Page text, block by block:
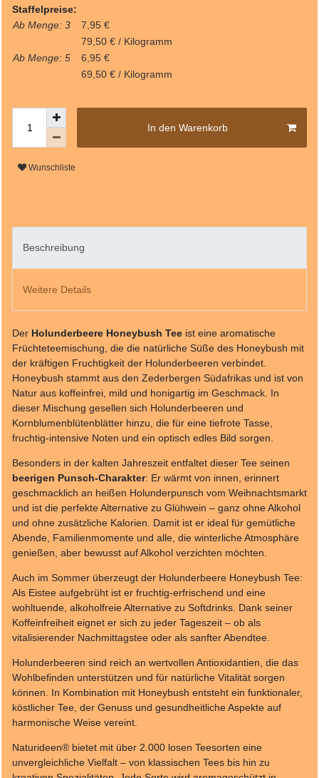
Staffelpreise:
Ab Menge: 3
7,95 €
79,50 € / Kilogramm
Ab Menge: 5
6,95 €
69,50 € / Kilogramm
In den Warenkorb
Wunschliste
Beschreibung
Weitere Details
Der Holunderbeere Honeybush Tee ist eine aromatische
Früchteteemischung, die die natürliche Süße des Honeybush mit
der kräftigen Fruchtigkeit der Holunderbeeren verbindet.
Honeybush stammt aus den Zederbergen Südafrikas und ist von
Natur aus koffeinfrei, mild und honigartig im Geschmack. In
dieser Mischung gesellen sich Holunderbeeren und
Kornblumenblütenblätter hinzu, die für eine tiefrote Tasse,
fruchtig-intensive Noten und ein optisch edles Bild sorgen.
Besonders in der kalten Jahreszeit entfaltet dieser Tee seinen
beerigen Punsch-Charakter: Er wärmt von innen, erinnert
geschmacklich an heißen Holunderpunsch vom Weihnachtsmarkt
und ist die perfekte Alternative zu Glühwein – ganz ohne Alkohol
und ohne zusätzliche Kalorien. Damit ist er ideal für gemütliche
Abende, Familienmomente und alle, die winterliche Atmosphäre
genießen, aber bewusst auf Alkohol verzichten möchten.
Auch im Sommer überzeugt der Holunderbeere Honeybush Tee:
Als Eistee aufgebrüht ist er fruchtig-erfrischend und eine
wohltuende, alkoholfreie Alternative zu Softdrinks. Dank seiner
Koffeinfreiheit eignet er sich zu jeder Tageszeit – ob als
vitalisierender Nachmittagstee oder als sanfter Abendtee.
Holunderbeeren sind reich an wertvollen Antioxidantien, die das
Wohlbefinden unterstützen und für natürliche Vitalität sorgen
können. In Kombination mit Honeybush entsteht ein funktionaler,
köstlicher Tee, der Genuss und gesundheitliche Aspekte auf
harmonische Weise vereint.
Naturideen® bietet mit über 2.000 losen Teesorten eine
unvergleichliche Vielfalt – von klassischen Tees bis hin zu